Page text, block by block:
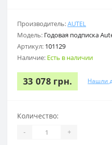
Производитель:AUTEL
Модель: Годовая подписка
Артикул: 101129
Наличие: Есть в наличии
33 078 грн. Нашли
Количество:
- +